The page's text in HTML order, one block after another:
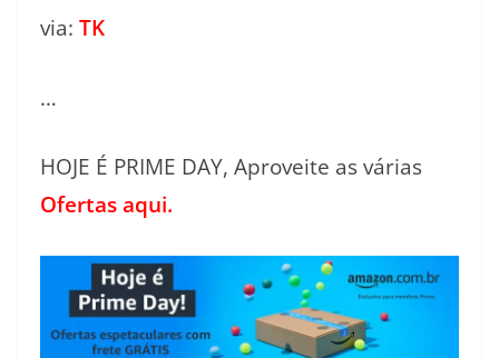
via: TK
…
HOJE É PRIME DAY, Aproveite as várias
Ofertas aqui.